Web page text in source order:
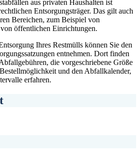
aus privaten Haushalten ist
Entsorgungsträger. Das gilt auch
Bereichen, zum Beispiel von
öffentlichen Einrichtungen.
Ihres Restmülls können Sie den
entnehmen. Dort finden
die vorgeschriebene Größe
und den Abfallkalender,
erfahren.